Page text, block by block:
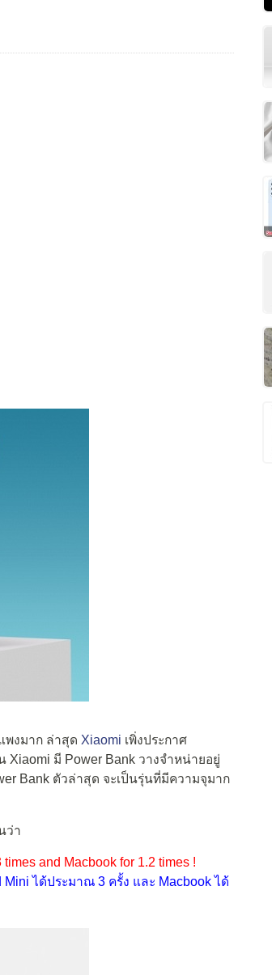
พงมาก ล่าสุด Xiaomi เพิ่งประกาศ
มี Power Bank วางจำหน่ายอยู่
Bank ตัวล่าสุด จะเป็นรุ่นที่มีความจุมาก
ว่า
and Macbook for 1.2 times !
ได้ประมาณ 3 ครั้ง และ Macbook ได้